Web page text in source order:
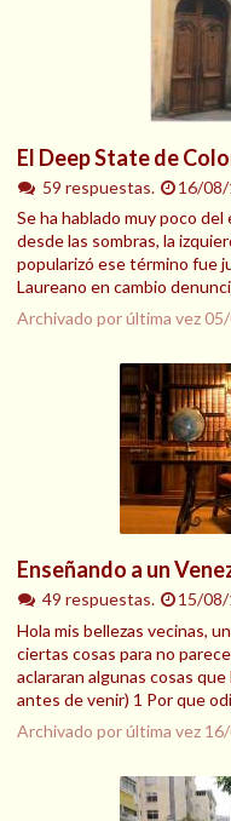
El Deep State de
59 respuestas.
16/
Se ha hablado muy poco
desde las sombras, la
popularizó ese término fue
Laureano en cambio
Archivado por última vez
Enseñando a un
49 respuestas.
15/08/
Hola mis bellezas vecinas,
ciertas cosas para no
aclararan algunas cosas
antes de venir) 1 Por que
Archivado por última vez